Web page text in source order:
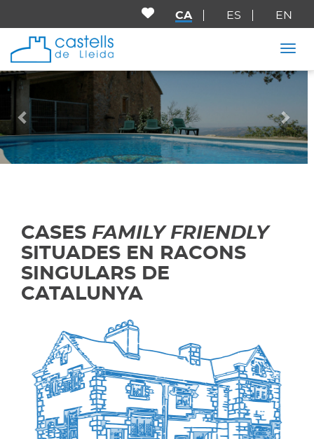
Anterior
CASES FAMILY FRIENDLY
SITUADES EN RACONS
SINGULARS DE
CATALUNYA
CA ES EN